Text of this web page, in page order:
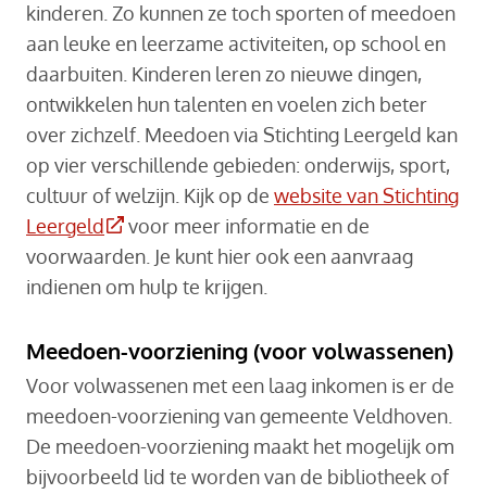
kinderen. Zo kunnen ze toch sporten of meedoen
aan leuke en leerzame activiteiten, op school en
daarbuiten. Kinderen leren zo nieuwe dingen,
ontwikkelen hun talenten en voelen zich beter
over zichzelf. Meedoen via Stichting Leergeld kan
op vier verschillende gebieden: onderwijs, sport,
cultuur of welzijn. Kijk op de website van Stichting
Leergeld(Deze link gaat naar een externe website)
voor meer informatie en de
voorwaarden. Je kunt hier ook een aanvraag
indienen om hulp te krijgen.
Meedoen-voorziening (voor volwassenen)
Voor volwassenen met een laag inkomen is er de
meedoen-voorziening van gemeente Veldhoven.
De meedoen-voorziening maakt het mogelijk om
bijvoorbeeld lid te worden van de bibliotheek of